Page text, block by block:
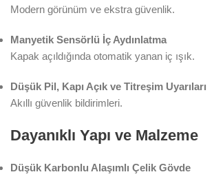
Modern görünüm ve ekstra güvenlik.
Manyetik Sensörlü İç Aydınlatma
Kapak açıldığında otomatik yanan iç ışık.
Düşük Pil, Kapı Açık ve Titreşim Uyarıları
Akıllı güvenlik bildirimleri.
Dayanıklı Yapı ve Malzeme
Düşük Karbonlu Alaşımlı Çelik Gövde